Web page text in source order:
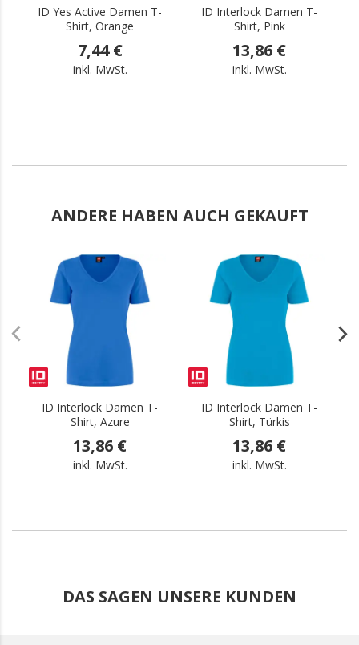
ID Yes Active Damen T-
Shirt, Orange
7,44 €
inkl. MwSt.
ID Interlock Damen T-
Shirt, Pink
13,86 €
inkl. MwSt.
ANDERE HABEN AUCH GEKAUFT
ID Interlock Damen T-
Shirt, Azure
13,86 €
inkl. MwSt.
ID Interlock Damen T-
Shirt, Türkis
13,86 €
inkl. MwSt.
DAS SAGEN UNSERE KUNDEN